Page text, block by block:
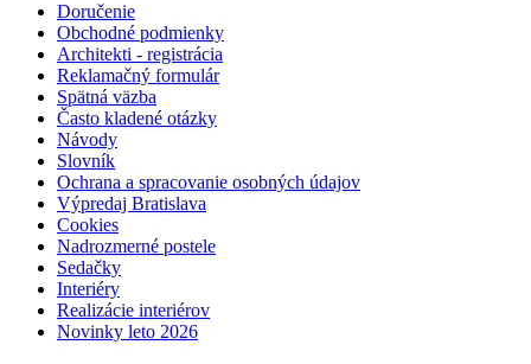
Doručenie
Obchodné podmienky
Architekti - registrácia
Reklamačný formulár
Spätná väzba
Často kladené otázky
Návody
Slovník
Ochrana a spracovanie osobných údajov
Výpredaj Bratislava
Cookies
Nadrozmerné postele
Sedačky
Interiéry
Realizácie interiérov
Novinky leto 2026